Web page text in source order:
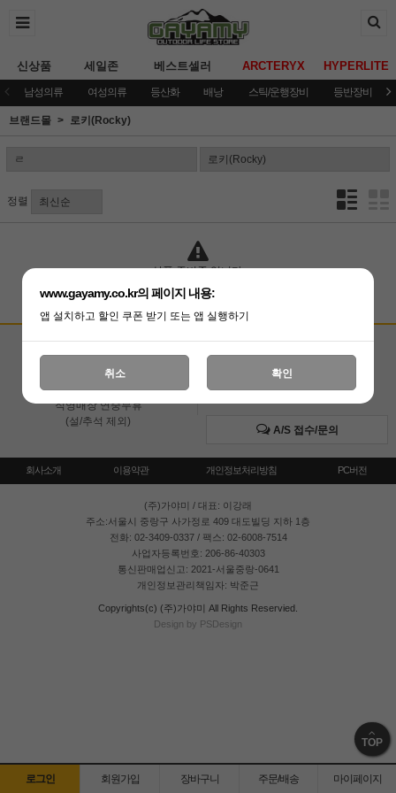
신상품 세일존 베스트셀러 ARCTERYX HYPERLITE
남성의류 여성의류 등산화 배낭 스틱/운행장비 등반장비
브랜드몰 로키(Rocky)
정렬
상품 준비중 입니다.
고객상담센터
온라인 : 02-3409-0337
직영매장 : 02-3409-0339
직영매장 연중무휴
(설/추석 제외)
입금계좌안내
국민은행 051001-04-100255
A/S 접수/문의
회사소개 이용약관 개인정보처리방침 PC버전
(주)가야미 / 대표: 이강래
주소:서울시 중랑구 사가정로 409 대도빌딩 지하 1층
전화: 02-3409-0337 / 팩스: 02-6008-7514
사업자등록번호: 206-86-40303
통신판매업신고: 2021-서울중랑-0641
개인정보관리책임자: 박준근
Copyrights(c) (주)가야미 All Rights Reservied.
Design by PSDesign
TOP
로그인 회원가입 장바구니 주문/배송 마이페이지
www.gayamy.co.kr의 페이지 내용:
앱 설치하고 할인 쿠폰 받기 또는 앱 실행하기
취소 확인